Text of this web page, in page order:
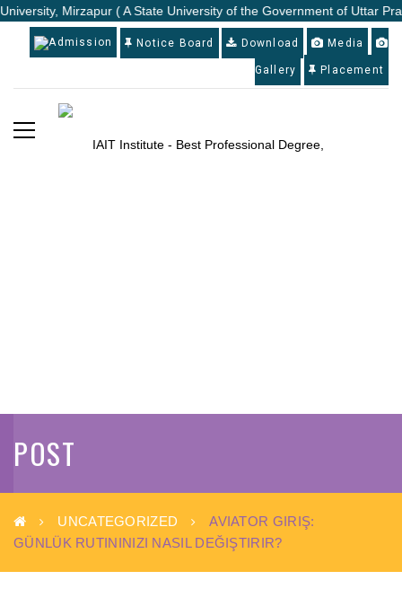
Mirzapur ( A State University of the Government of Uttar
Admission Notice Board Download Media
Gallery Placement
POST
UNCATEGORIZED
AVIATOR GIRIŞ:
GÜNLÜK RUTININIZI NASIL DEĞIŞTIRIR?